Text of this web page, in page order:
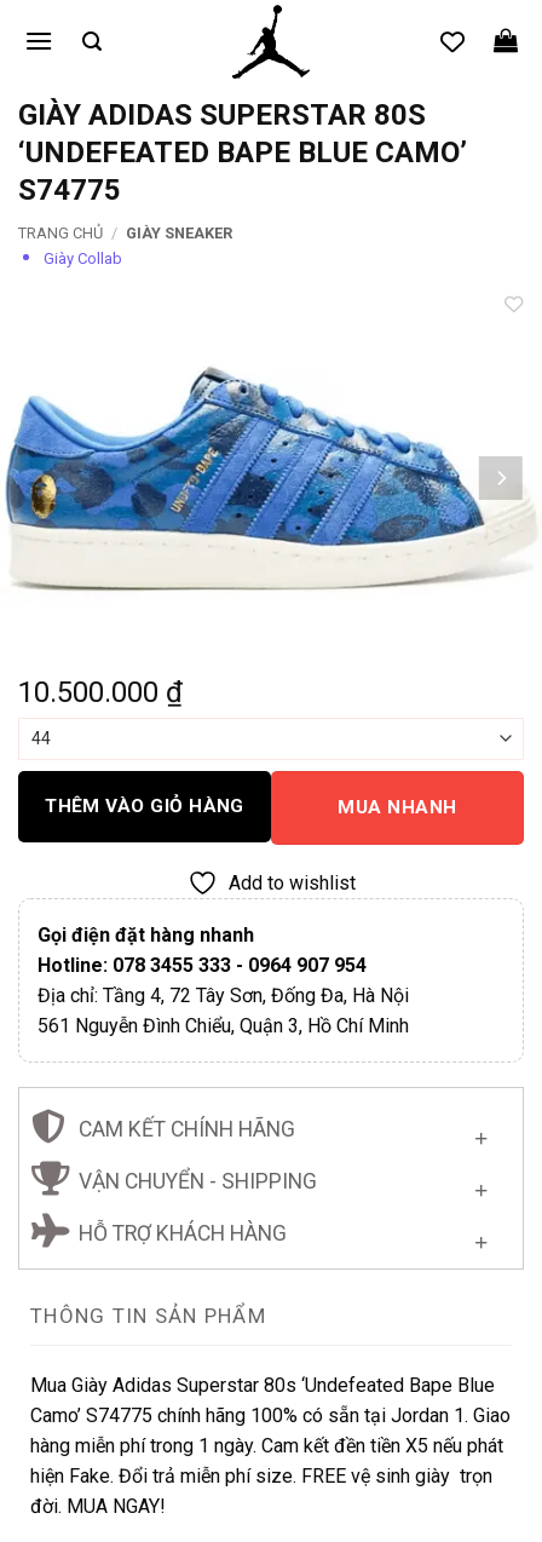
qua
dungGIÀY ADIDAS SUPERSTAR 80S
‘UNDEFEATED BAPE BLUE CAMO’
S74775
TRANG CHỦ / GIÀY SNEAKER
Giày Collab
10.500.000 ₫
THÊM VÀO GIỎ HÀNG MUA NHANH
Add to wishlist
Gọi điện đặt hàng nhanh
Hotline: 078 3455 333 - 0964 907 954
Địa chỉ: Tầng 4, 72 Tây Sơn, Đống Đa, Hà Nội
561 Nguyễn Đình Chiểu, Quận 3, Hồ Chí Minh
CAM KẾT CHÍNH HÃNG
VẬN CHUYỂN - SHIPPING
HỖ TRỢ KHÁCH HÀNG
THÔNG TIN SẢN PHẨM
Mua Giày Adidas Superstar 80s ‘Undefeated Bape Blue
Camo’ S74775 chính hãng 100% có sẵn tại Jordan 1. Giao
hàng miễn phí trong 1 ngày. Cam kết đền tiền X5 nếu phát
hiện Fake. Đổi trả miễn phí size. FREE vệ sinh giày trọn
đời. MUA NGAY!